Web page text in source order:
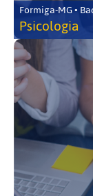
Formiga-MG •
Psicologia